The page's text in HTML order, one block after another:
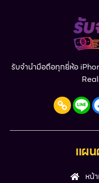
รับจำนำมือถือทุกยี่ห้อ
แผน
หน้